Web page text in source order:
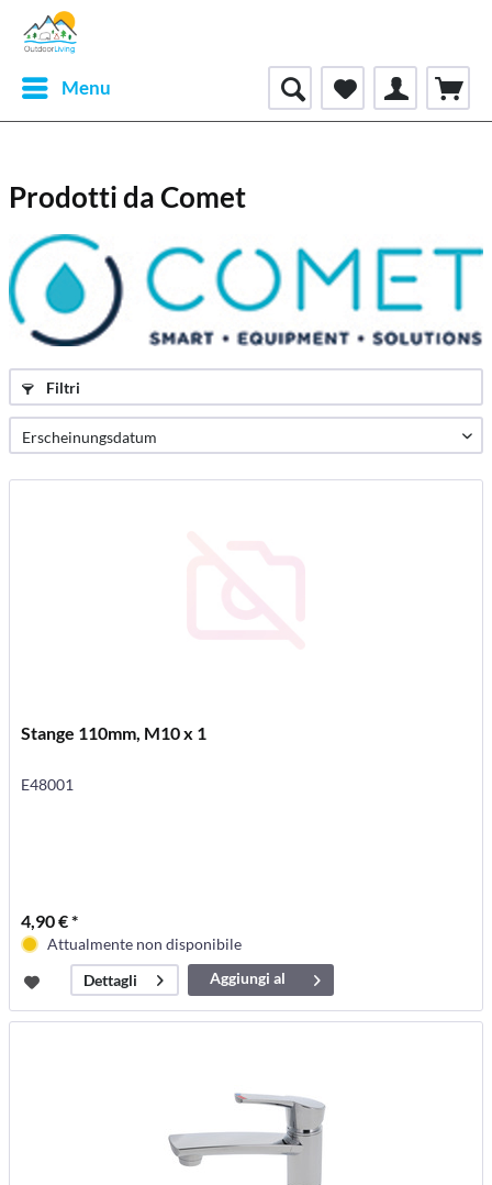
Menu
Prodotti da Comet
Filtri
Stange 110mm, M10 x 1
E48001
4,90 € *
Attualmente non disponibile
Dettagli
Aggiungi al
carrello